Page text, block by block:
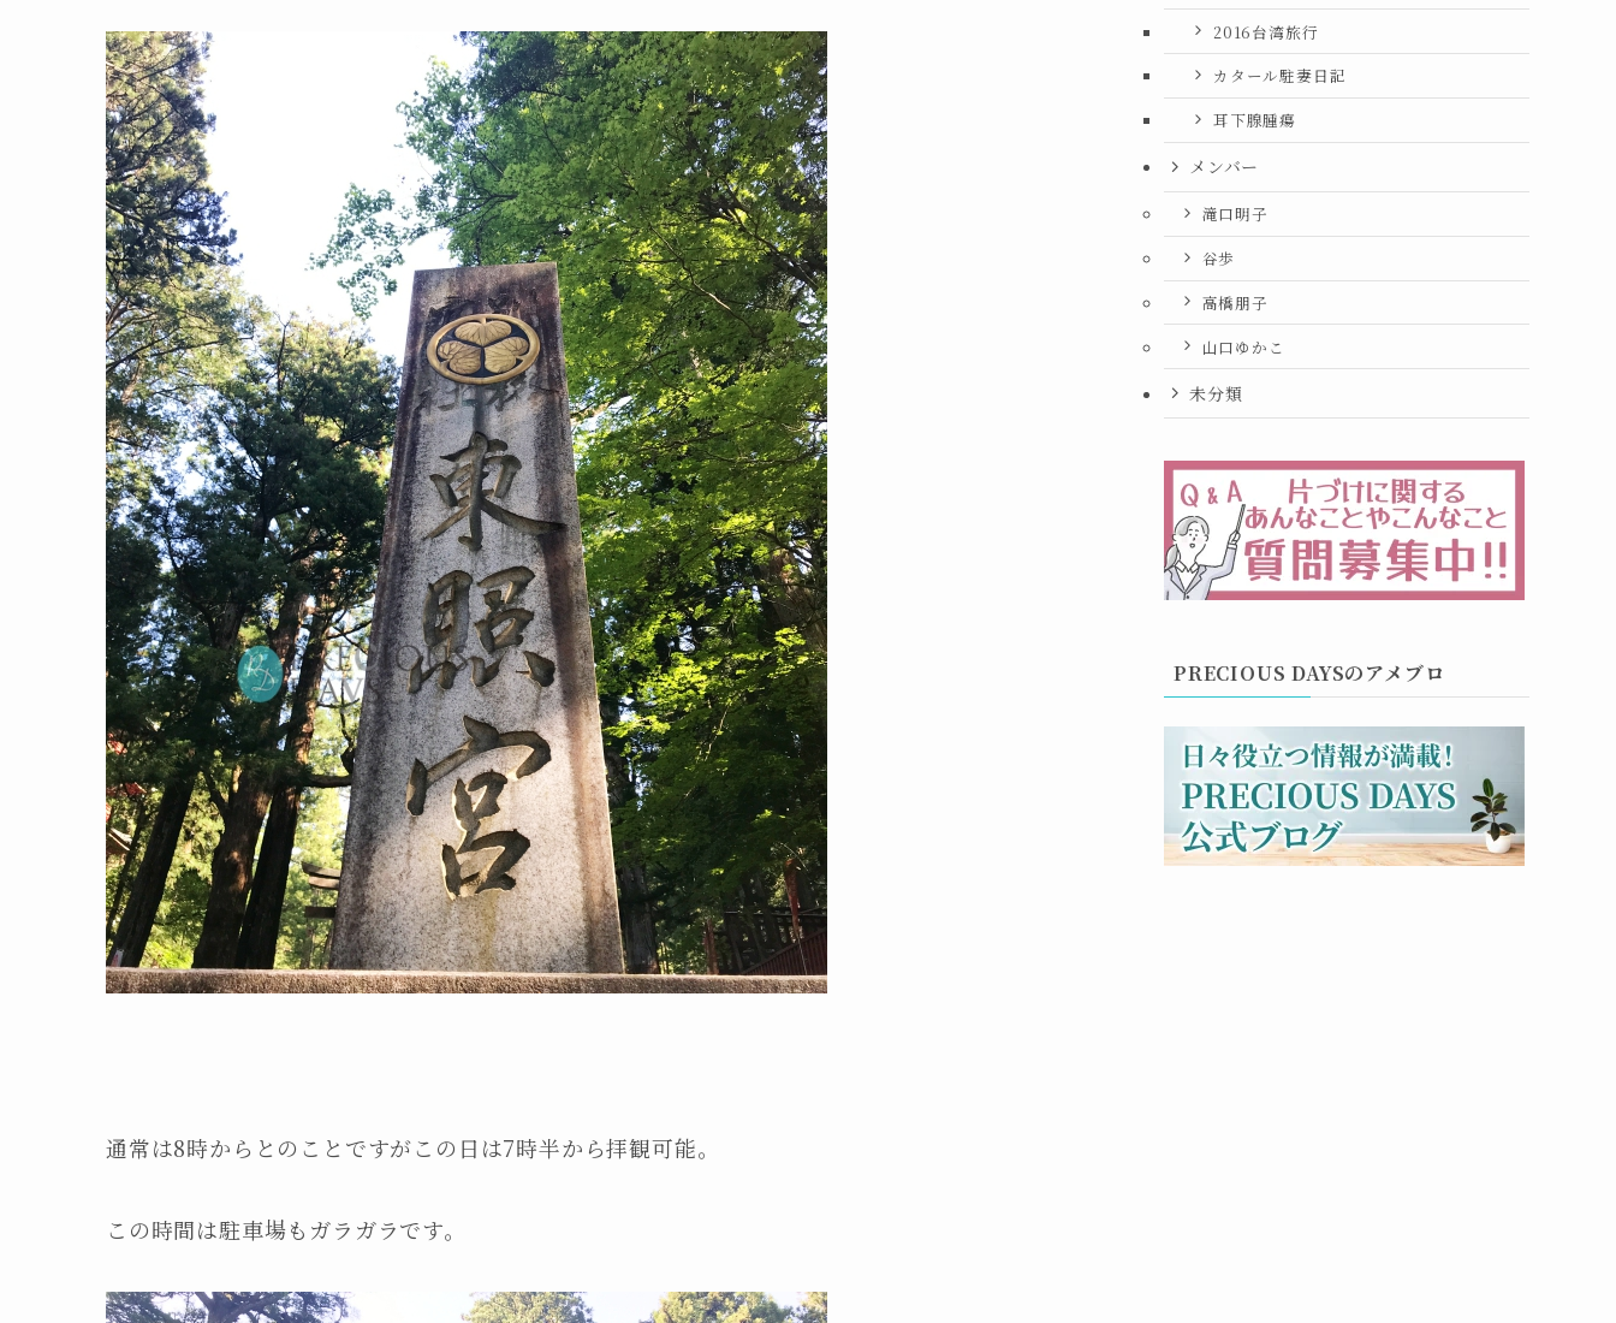
通常は8時からとのことですがこの日は7時半から拝観可能。
この時間は駐車場もガラガラです。
2016台湾旅行
カタール駐妻日記
耳下腺腫瘍
メンバー
滝口明子
谷歩
高橋朋子
山口ゆかこ
未分類
PRECIOUS DAYSのアメブロ